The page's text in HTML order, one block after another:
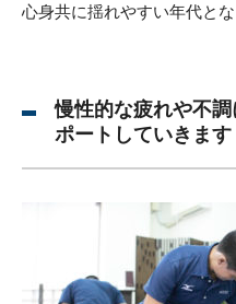
心身共に揺れやすい年代とな
慢性的な疲れや不
ポートしていきます